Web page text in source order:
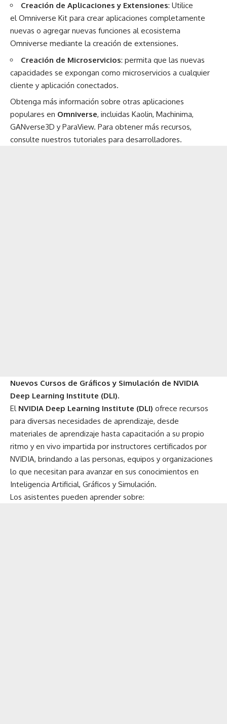
Creación de Aplicaciones y Extensiones: Utilice
elOmniverse Kit para crear aplicaciones completamente
nuevas o agregar nuevas funciones al ecosistema
Omniverse mediante la creación de extensiones.
Creación de Microservicios: permita que las nuevas
capacidades se expongan como microservicios a cualquier
cliente y aplicación conectados.
Obtenga más información sobre otras aplicaciones
populares en Omniverse, incluidas Kaolin, Machinima,
GANverse3D y ParaView. Para obtener más recursos,
consulte nuestros tutoriales para desarrolladores.
Nuevos Cursos de Gráficos y Simulación de NVIDIA
Deep Learning Institute (DLI).
El NVIDIA Deep Learning Institute (DLI) ofrece recursos
para diversas necesidades de aprendizaje, desde
materiales de aprendizaje hasta capacitación a su propio
ritmo y en vivo impartida por instructores certificados por
NVIDIA, brindando a las personas, equipos y organizaciones
lo que necesitan para avanzar en sus conocimientos en
Inteligencia Artificial, Gráficos y Simulación.
Los asistentes pueden aprender sobre: